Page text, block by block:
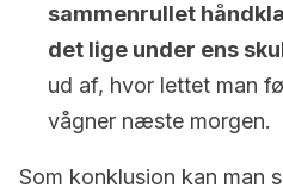
sammenrullet
det lige under ens
ud af, hvor lettet man
vågner næste morgen.
Som konklusion kan man